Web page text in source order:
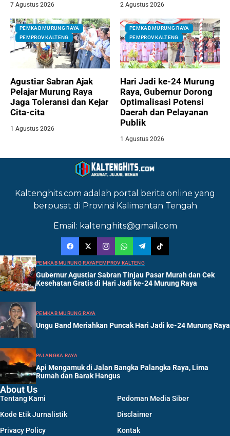
7 Agustus 2026 2 Agustus 2026
PEMKAB MURUNG RAYA
PEMPROV KALTENG
Agustiar Sabran Ajak
Pelajar Murung Raya
Jaga Toleransi dan Kejar
Cita-cita
1 Agustus 2026
PEMKAB MURUNG RAYA
PEMPROV KALTENG
Hari Jadi ke-24 Murung
Raya, Gubernur Dorong
Optimalisasi Potensi
Daerah dan Pelayanan
Publik
1 Agustus 2026
Kaltenghits.com adalah portal berita online yang
berpusat di Provinsi Kalimantan Tengah
Email: kaltenghits@gmail.com
PEMKAB MURUNG RAYAPEMPROV KALTENG
Gubernur Agustiar Sabran Tinjau Pasar Murah dan Cek
Kesehatan Gratis di Hari Jadi ke-24 Murung Raya
PEMKAB MURUNG RAYA
Ungu Band Meriahkan Puncak Hari Jadi ke-24 Murung Raya
PALANGKA RAYA
Api Mengamuk di Jalan Bangka Palangka Raya, Lima
Rumah dan Barak Hangus
About Us
Tentang Kami
Pedoman Media Siber
Kode Etik Jurnalistik
Disclaimer
Privacy Policy
Kontak